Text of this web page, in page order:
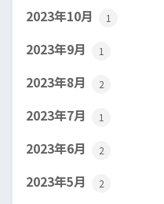
2023年10月 1
2023年9月 1
2023年8月 2
2023年7月 1
2023年6月 2
2023年5月 2